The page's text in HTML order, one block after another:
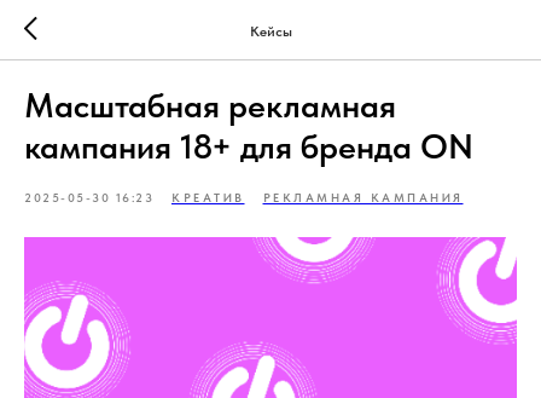
Кейсы
Масштабная рекламная
кампания 18+ для бренда ON
2025-05-30 16:23 КРЕАТИВ РЕКЛАМНАЯ КАМПАНИЯ